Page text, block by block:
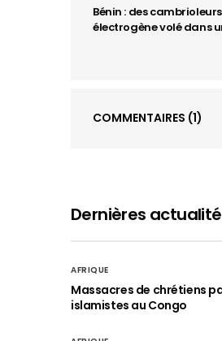
Bénin : des
électrogène volé dans
COMMENTAIRES (1)
Dernières
AFRIQUE
Massacres de chrétiens
islamistes au Congo